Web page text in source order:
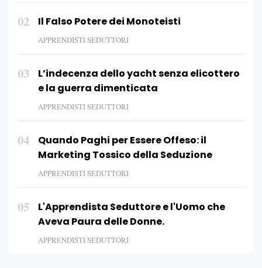
02 Il Falso Potere dei Monoteisti
APPRENDISTI SEDUTTORI
03
L’indecenza dello yacht senza elicottero
e la guerra dimenticata
APPRENDISTI SEDUTTORI
04
Quando Paghi per Essere Offeso: il
Marketing Tossico della Seduzione
APPRENDISTI SEDUTTORI
05
L'Apprendista Seduttore e l'Uomo che
Aveva Paura delle Donne.
APPRENDISTI SEDUTTORI